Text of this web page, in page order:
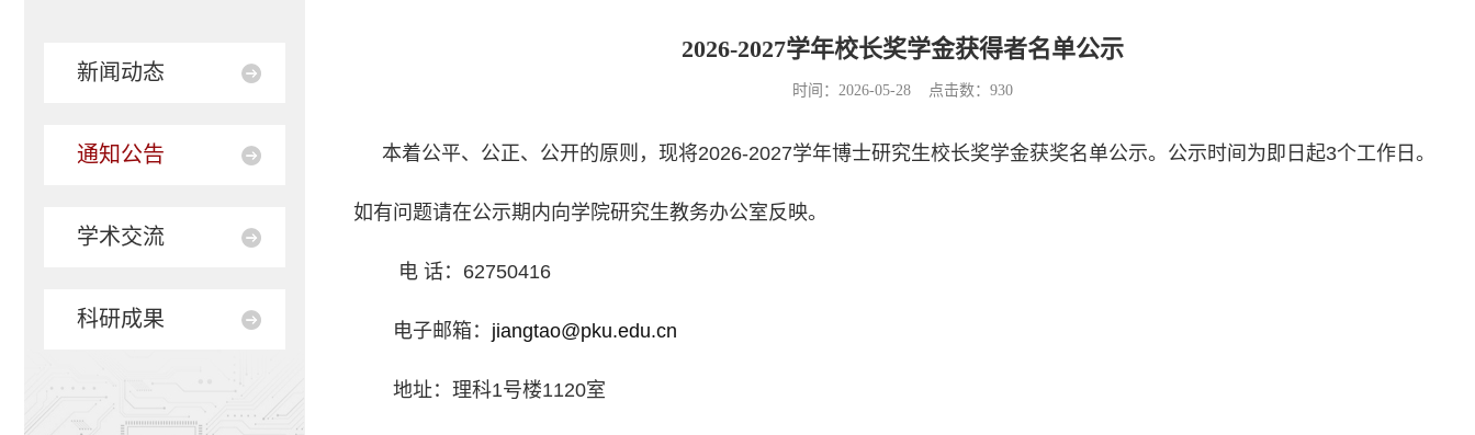
新闻动态
通知公告
学术交流
科研成果
2026-2027学年校长奖学金获得者名单公示
时间：2026-05-28 点击数： 930
本着公平、公正、公开的原则，现将2026-2027学年博士研究生校长奖学金获奖名单公示。公示时间为即日起3个工作日。
如有问题请在公示期内向学院研究生教务办公室反映。
电 话：62750416
电子邮箱： jiangtao@pku.edu.cn
地址：理科1号楼1120室